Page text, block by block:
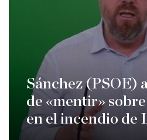
Sánchez (PSOE)
de «mentir»
en el incendio de